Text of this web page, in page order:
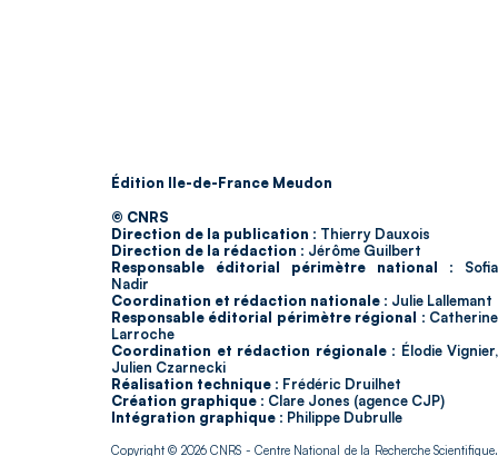
Édition Ile-de-France Meudon
© CNRS
Direction de la publication : Thierry Dauxois
Direction de la rédaction : Jérôme Guilbert
Responsable éditorial périmètre national : Sofia
Nadir
Coordination et rédaction nationale : Julie Lallemant
Responsable éditorial périmètre régional : Catherine
Larroche
Coordination et rédaction régionale : Élodie Vignier,
Julien Czarnecki
Réalisation technique : Frédéric Druilhet
Création graphique : Clare Jones (agence CJP)
Intégration graphique : Philippe Dubrulle
Copyright © 2026CNRS - Centre National de la Recherche Scientifique.